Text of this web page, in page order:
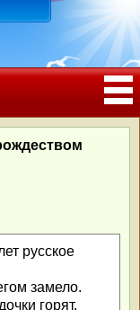
ЮБИЛЕЕМ
русское
замело.
горят.